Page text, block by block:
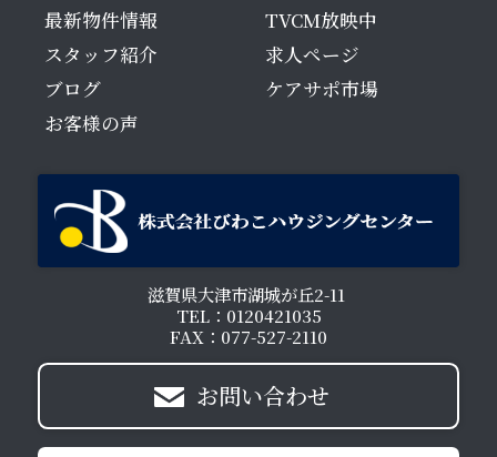
最新物件情報
スタッフ紹介
ブログ
お客様の声
TVCM放映中
求人ページ
ケアサポ市場
滋賀県大津市湖城が丘2-11
TEL：0120421035
FAX：077-527-2110
お問い合わせ